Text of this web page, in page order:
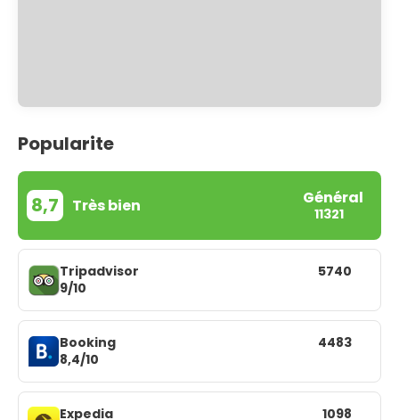
Popularite
8,7 Très bien Général
11321
Tripadvisor
9/10
5740
Booking
8,4/10
4483
Expedia
1098